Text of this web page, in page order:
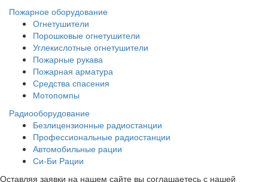
Пожарное оборудование
Огнетушители
Порошковые огнетушители
Углекислотные огнетушители
Пожарные рукава
Пожарная арматура
Средства спасения
Мотопомпы
Радиооборудование
Безлицензионные радиостанции
Профессиональные радиостанции
Автомобильные рации
Си-Би Рации
Оставляя заявки на нашем сайте вы соглашаетесь с нашей